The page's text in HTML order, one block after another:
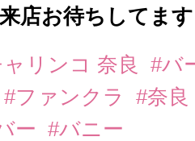
店お待ちしてま
リンコ 奈良
#バ
#ファンクラ
#奈良
ー #バニー